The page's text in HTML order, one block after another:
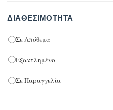
ΔΙΑΘΕΣΙΜΌΤΗΤΑ
Σε Απόθεμα
Εξαντλημένο
Σε Παραγγελία